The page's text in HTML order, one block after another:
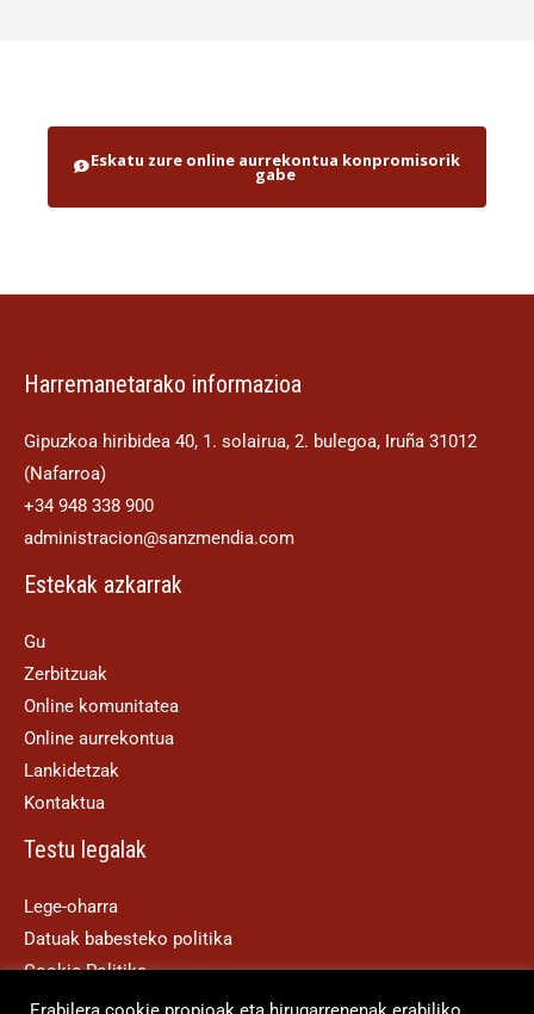
Eskatu zure online aurrekontua konpromisorik
gabe
Harremanetarako informazioa
Gipuzkoa hiribidea 40, 1. solairua, 2. bulegoa, Iruña 31012
(Nafarroa)
+34 948 338 900
administracion@sanzmendia.com
Estekak azkarrak
Gu
Zerbitzuak
Online komunitatea
Online aurrekontua
Lankidetzak
Kontaktua
Testu legalak
Lege-oharra
Datuak babesteko politika
Cookie Politika